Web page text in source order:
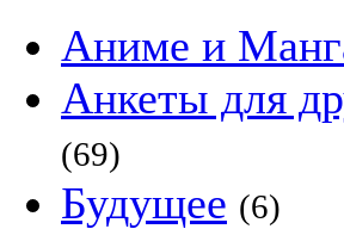
Аниме и
Анкеты для
(69)
Будущее (6)